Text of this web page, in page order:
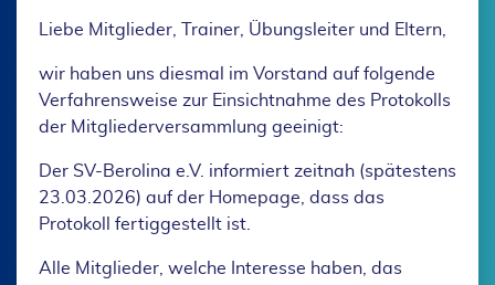
Liebe Mitglieder, Trainer, Übungsleiter und Eltern,
wir haben uns diesmal im Vorstand auf folgende
Verfahrensweise zur Einsichtnahme des Protokolls
der Mitgliederversammlung geeinigt:
Der SV-Berolina e.V. informiert zeitnah (spätestens
23.03.2026) auf der Homepage, dass das
Protokoll fertiggestellt ist.
Alle Mitglieder, welche Interesse haben, das